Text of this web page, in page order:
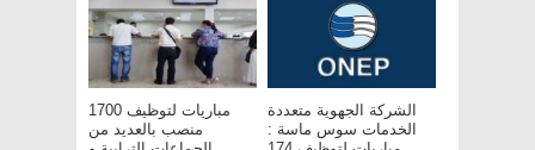
مباريات لتوظيف 1700
منصب بالعديد من
الشركة الجهوية متعددة
الخدمات سوس ماسة :